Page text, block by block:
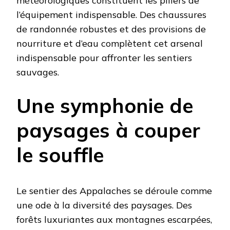
l’équipement indispensable. Des chaussures
de randonnée robustes et des provisions de
nourriture et d’eau complètent cet arsenal
indispensable pour affronter les sentiers
sauvages.
Une symphonie de
paysages à couper
le souffle
Le sentier des Appalaches se déroule comme
une ode à la diversité des paysages. Des
forêts luxuriantes aux montagnes escarpées,